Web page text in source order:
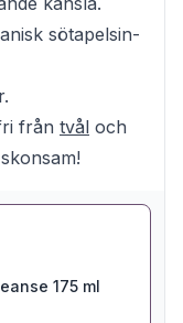
sötapelsin-
från tvål och
175 ml